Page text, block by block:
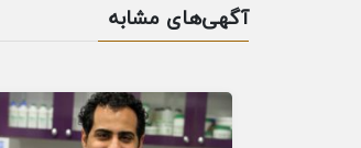
آگهی‌های مشابه